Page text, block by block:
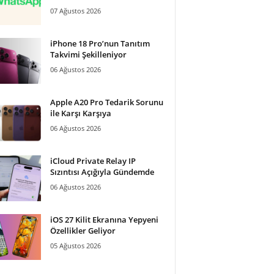
07 Ağustos 2026
iPhone 18 Pro’nun Tanıtım
Takvimi Şekilleniyor
06 Ağustos 2026
Apple A20 Pro Tedarik Sorunu
ile Karşı Karşıya
06 Ağustos 2026
iCloud Private Relay IP
Sızıntısı Açığıyla Gündemde
06 Ağustos 2026
iOS 27 Kilit Ekranına Yepyeni
Özellikler Geliyor
05 Ağustos 2026